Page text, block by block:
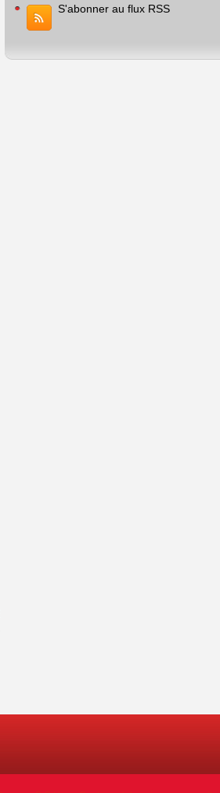
S'abonner au flux RSS